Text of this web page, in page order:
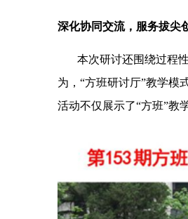
深化协同交流，服务拔尖
本次研讨还围绕过程
为，“方班研讨厅”教学模
活动不仅展示了“方班”教